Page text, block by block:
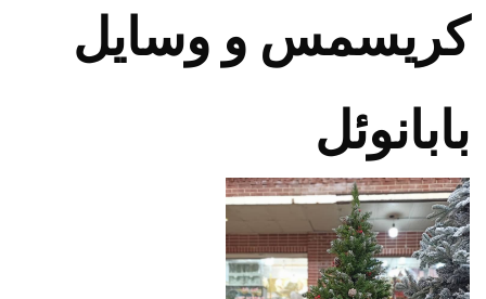
کریسمس و وسایل
بابانوئل